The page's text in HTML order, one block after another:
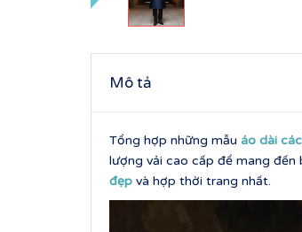
Mô tả
Tổng hợp những mẫu áo dài
lượng vải cao cấp để mang đến
đẹp và hợp thời trang nhất.